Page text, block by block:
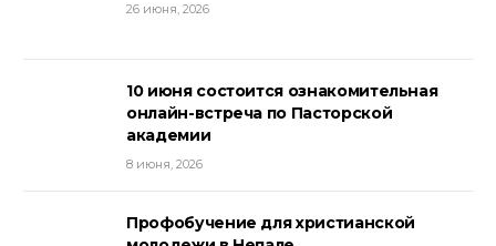
26 июня, 2026
10 июня состоится ознакомительная
онлайн-встреча по Пасторской
академии
8 июня, 2026
Профобучение для христианской